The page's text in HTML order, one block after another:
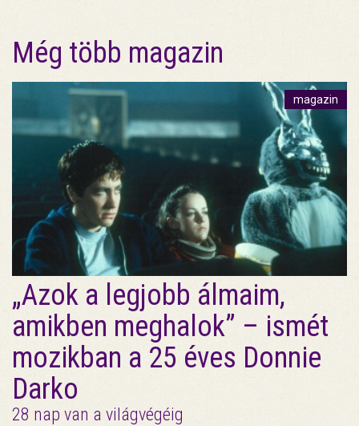
Még több magazin
magazin
„Azok a legjobb álmaim,
amikben meghalok” – ismét
mozikban a 25 éves Donnie
Darko
28 nap van a világvégéig